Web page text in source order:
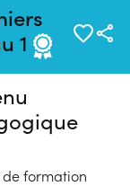
1
en
de formation